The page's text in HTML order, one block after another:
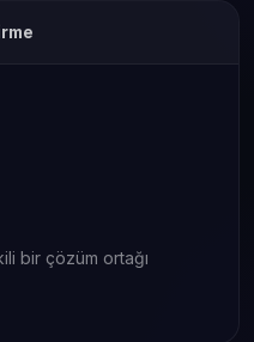
bir çözüm ortağı